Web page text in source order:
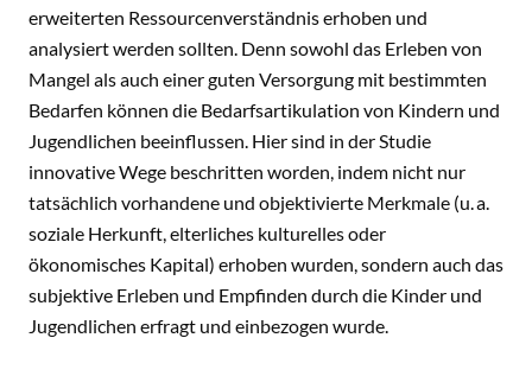
erweiterten Ressourcenverständnis erhoben und
analysiert werden sollten. Denn sowohl das Erleben von
Mangel als auch einer guten Versorgung mit bestimmten
Bedarfen können die Bedarfsartikulation von Kindern und
Jugendlichen beeinflussen. Hier sind in der Studie
innovative Wege beschritten worden, indem nicht nur
tatsächlich vorhandene und objektivierte Merkmale (u. a.
soziale Herkunft, elterliches kulturelles oder
ökonomisches Kapital) erhoben wurden, sondern auch das
subjektive Erleben und Empfinden durch die Kinder und
Jugendlichen erfragt und einbezogen wurde.